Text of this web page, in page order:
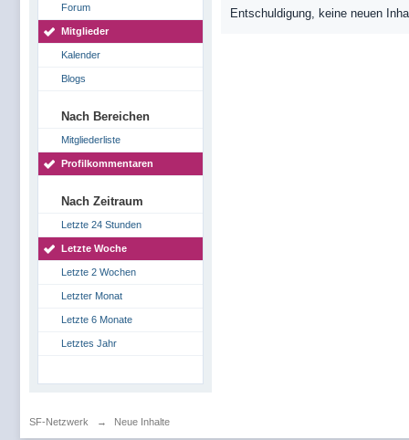
Forum
Mitglieder
Kalender
Blogs
Nach Bereichen
Mitgliederliste
Profilkommentaren
Nach Zeitraum
Letzte 24 Stunden
Letzte Woche
Letzte 2 Wochen
Letzter Monat
Letzte 6 Monate
Letztes Jahr
Entschuldigung, keine neuen
SF-Netzwerk → Neue Inhalte